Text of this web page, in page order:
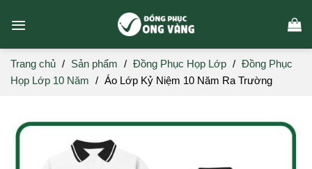
Trang chủ / Sản phẩm / Đồng Phục Họp Lớp / Đồng Phục
Họp Lớp 10 Năm / Áo Lớp Kỷ Niệm 10 Năm Ra Trường